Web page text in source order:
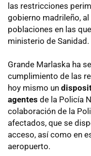
las restricciones
gobierno madrileño,
poblaciones en las
ministerio de Sanidad.
Grande Marlaska ha
cumplimiento de las
hoy mismo un
agentes de la Policía
colaboración de la
afectados, que se
acceso, así como en
aeropuerto.